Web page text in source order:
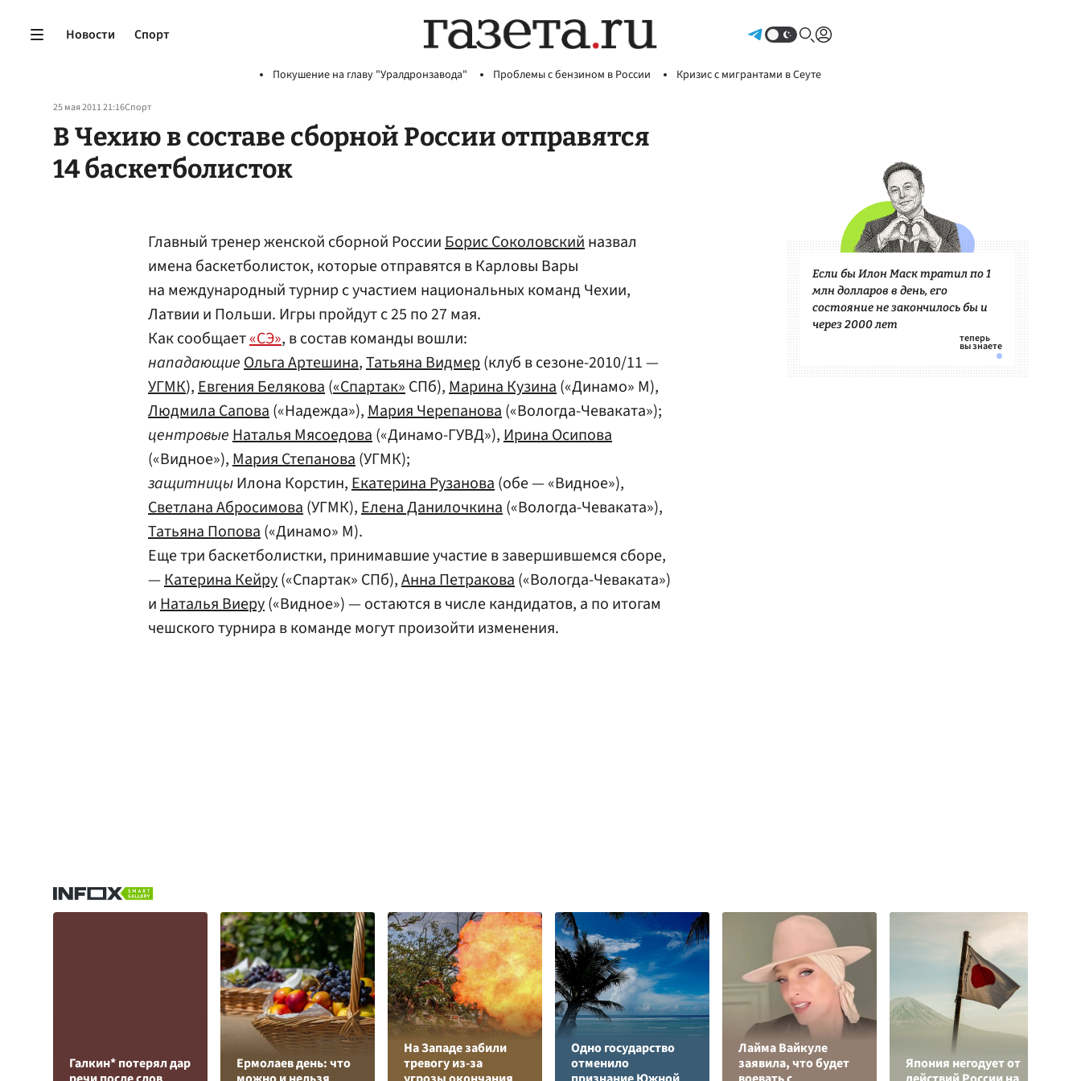
Новости Спорт
Покушение на главу "Уралдронзавода" Проблемы с бензином в России Кризис с мигрантами в Сеуте
25 мая 2011 21:16Спорт
В Чехию в составе сборной России отправятся
14 баскетболисток
Главный тренер женской сборной РоссииБорис Соколовскийназвал
имена баскетболисток, которые отправятся в Карловы Вары
на международный турнир с участием национальных команд Чехии,
Латвии и Польши. Игры пройдут с 25 по 27 мая.
Как сообщает«СЭ», в состав команды вошли:
нападающиеОльга Артешина,Татьяна Видмер(клуб в сезоне-2010/11 —
УГМК),Евгения Белякова(«Спартак»СПб),Марина Кузина(«Динамо» М),
Людмила Сапова(«Надежда»),Мария Черепанова(«Вологда-Чеваката»);
центровыеНаталья Мясоедова(«Динамо-ГУВД»),Ирина Осипова
(«Видное»),Мария Степанова(УГМК);
защитницыИлона Корстин,Екатерина Рузанова(обе — «Видное»),
Светлана Абросимова(УГМК),Елена Данилочкина(«Вологда-Чеваката»),
Татьяна Попова(«Динамо» М).
Еще три баскетболистки, принимавшие участие в завершившемся сборе,
—Катерина Кейру(«Спартак» СПб),Анна Петракова(«Вологда-Чеваката»)
иНаталья Виеру(«Видное») — остаются в числе кандидатов, а по итогам
чешского турнира в команде могут произойти изменения.
Если бы Илон Маск тратил по 1
млн долларов в день, его
состояние не закончилось бы и
через 2000 лет
Галкин* потерял дар
Ермолаев день: что
На Западе забили
тревогу из-за
Одно государство
отменило
Лайма Вайкуле
заявила, что будет
Япония негодует от